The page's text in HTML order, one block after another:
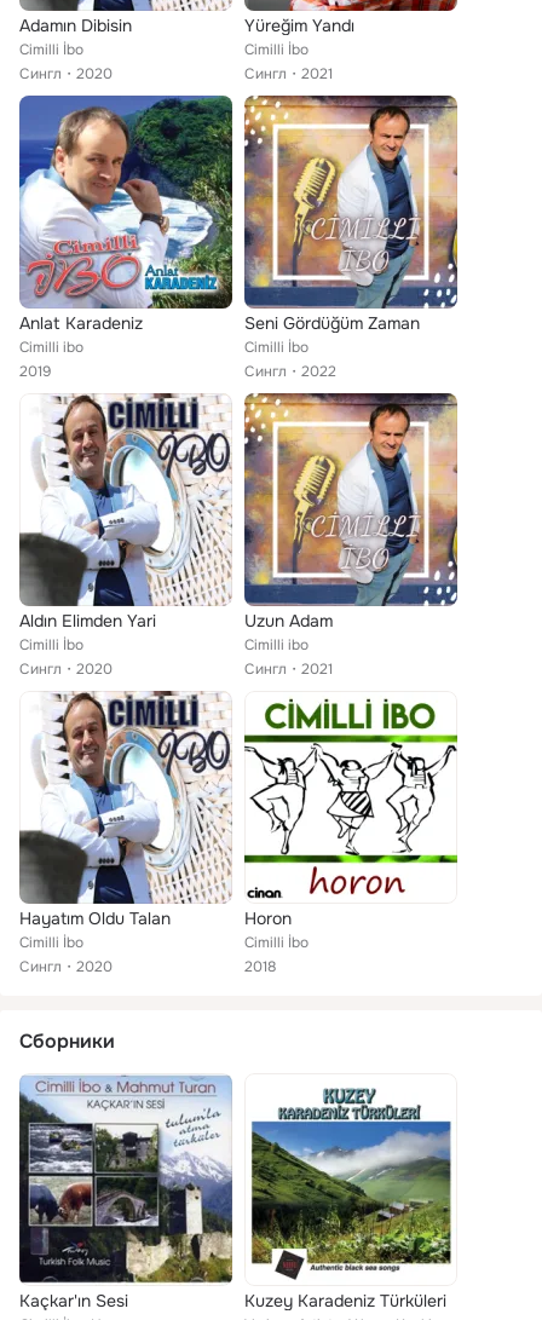
Adamın Dibisin
Cimilli İbo
Сингл
2020
Yüreğim Yandı
Cimilli İbo
Сингл
2021
Anlat Karadeniz
Cimilli ibo
2019
Seni Gördüğüm Zaman
Cimilli İbo
Сингл
2022
Aldın Elimden Yari
Cimilli İbo
Сингл
2020
Uzun Adam
Cimilli ibo
Сингл
2021
Hayatım Oldu Talan
Cimilli İbo
Сингл
2020
Horon
Cimilli İbo
2018
Сборники
Kaçkar'ın Sesi Kuzey Karadeniz Türküleri